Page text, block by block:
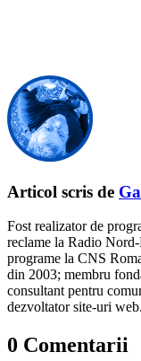
Articol scris de
Fost realizator de
reclame la Radio
programe la CNS
din 2003; membru
consultant pentru
dezvoltator site-uri web.
0 Comentarii